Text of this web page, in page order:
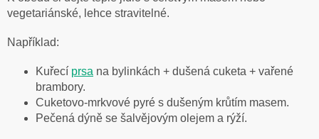
vegetariánské, lehce stravitelné.
Například:
Kuřecí prsa na bylinkách + dušená cuketa + vařené
brambory.
Cuketovo-mrkvové pyré s dušeným krůtím masem.
Pečená dýně se šalvějovým olejem a rýží.